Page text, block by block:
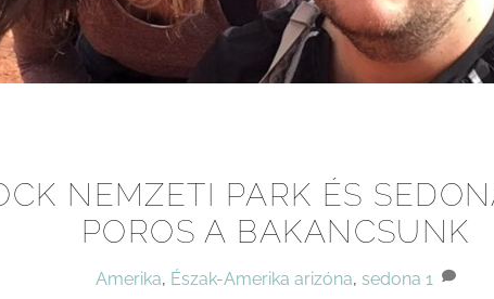
NEMZETI PARK ÉS
POROS A BAKANCSUNK
Amerika, Észak-Amerika arizóna, sedona 1